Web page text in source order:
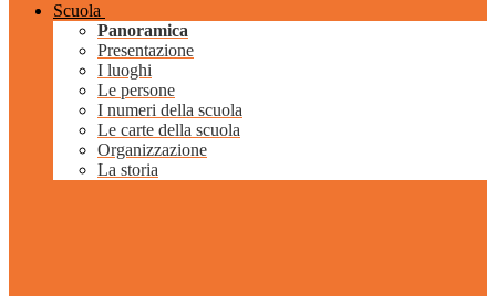
Scuola
Panoramica
Presentazione
I luoghi
Le persone
I numeri della scuola
Le carte della scuola
Organizzazione
La storia